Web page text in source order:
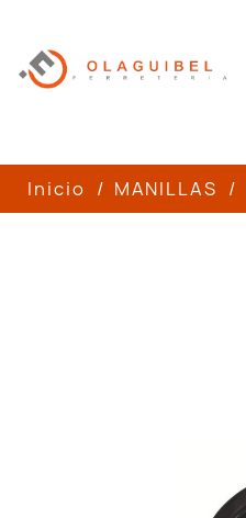
Inicio MANILLAS